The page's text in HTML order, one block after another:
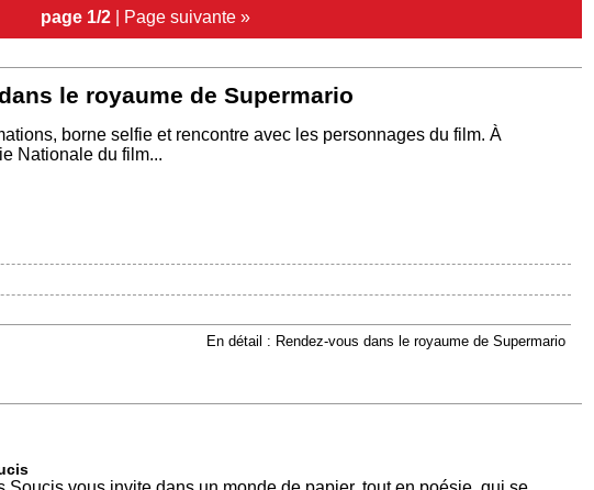
page 1/2 | Page suivante »
le royaume de Supermario
borne selfie et rencontre avec les personnages du film. À
Nationale du film...
En détail : Rendez-vous dans le royaume de Supermario